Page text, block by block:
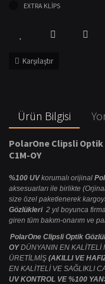
EXTRA KLİPS
Karşılaştır
Ürün Bilgisi
PolarOne Clipsli Optik
C1M-OY
%100 UVkorumalı orijinal
aksesuarları ile birlikte
size özel paketlenerek
Gözlükleri 2 yıl boyunca
giren tüm bakım-onarım ve
PolarOne Clipsli Optik
OYDÜNYANIN EN KALİTELİ
ÜRETİLMİŞ (AKILLI VE
EN KALİTELİ VE SAĞLIKLI
UV KONTROL VE %100